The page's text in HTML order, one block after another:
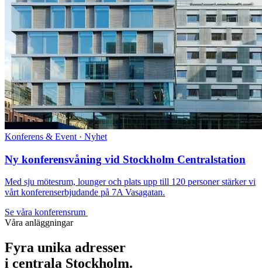
Konferens & Event · Nyhet
Ny konferensvåning vid Stockholm Centralstation
Med sju mötesrum, lounger och plats upp till 120 personer stärker vi
vårt konferenserbjudande på 7A Vasagatan.
Se våra konferensrum
Våra anläggningar
Fyra unika adresser
i centrala Stockholm.